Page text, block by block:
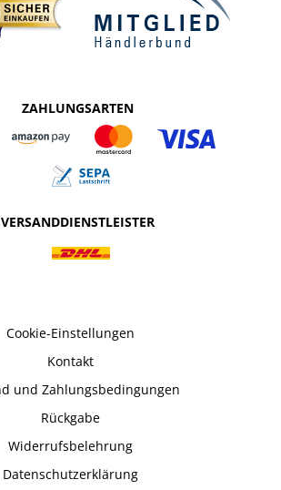
ZAHLUNGSARTEN
VERSANDDIENSTLEISTER
Cookie-Einstellungen
Kontakt
und Zahlungsbedingungen
Rückgabe
Widerrufsbelehrung
Datenschutzerklärung